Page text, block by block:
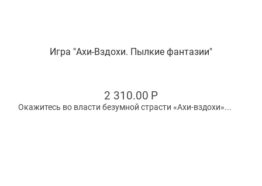
Игра "Ахи-Вздохи. Пылкие фантазии"
2 310.00 Р
Окажитесь во власти безумной страсти «Ахи-вздохи»...